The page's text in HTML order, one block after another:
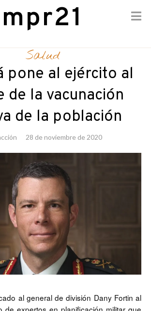
mpr21
Salud
pone al ejército al
de la vacunación
de la población
28 de noviembre de 2020
al general de división Dany Fortin al